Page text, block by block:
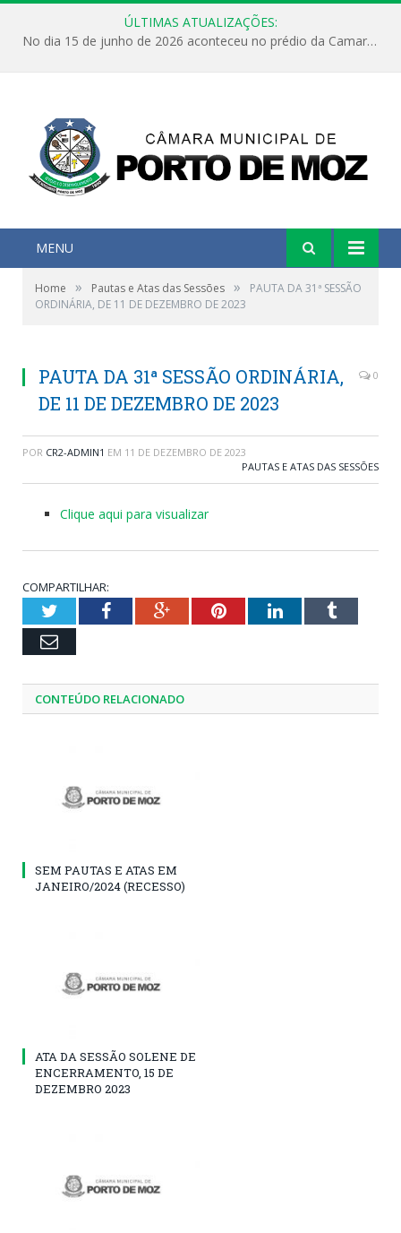
ÚLTIMAS ATUALIZAÇÕES:
No dia 15 de junho de 2026 aconteceu no prédio da Camara Municipal de Porto de Moz /Pará a Sessão Ordinária
MENU
Home » Pautas e Atas das Sessões »
PAUTA DA 31ª SESSÃO
ORDINÁRIA, DE 11 DE DEZEMBRO DE 2023
PAUTA DA 31ª SESSÃO ORDINÁRIA,
DE 11 DE DEZEMBRO DE 2023
0
POR CR2-ADMIN1 EM 11 DE DEZEMBRO DE 2023
PAUTAS E ATAS DAS SESSÕES
Clique aqui para visualizar
COMPARTILHAR:
TwitterFacebookGoogle+PinterestLinkedInTumblr
Email
CONTEÚDO RELACIONADO
SEM PAUTAS E ATAS EM
JANEIRO/2024 (RECESSO)
ATA DA SESSÃO SOLENE DE
ENCERRAMENTO, 15 DE
DEZEMBRO 2023